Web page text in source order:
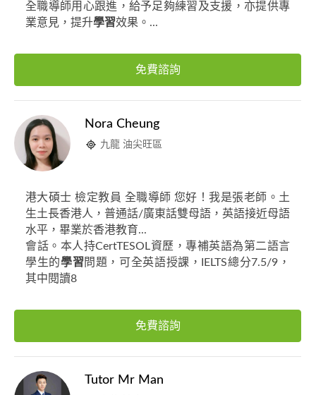
全職導師用心跟進，給予足夠練習及支援，亦提供專
業意見，提升學習效果。...
免費諮詢
Nora Cheung
九龍 油尖旺區
港大碩士 檢定教員 全職導師 您好！我是張老師。土
生土長香港人，普通話/廣東話雙母語，英語接近母語
水平，畢業於香港教育...
會話。本人持CertTESOL資歷，專補英語為第二語言
學生的學習問題，可全英語授課，IELTS總分7.5/9，
其中閱讀8
免費諮詢
Tutor Mr Man